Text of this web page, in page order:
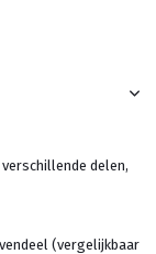
delen,
(vergelijkbaar